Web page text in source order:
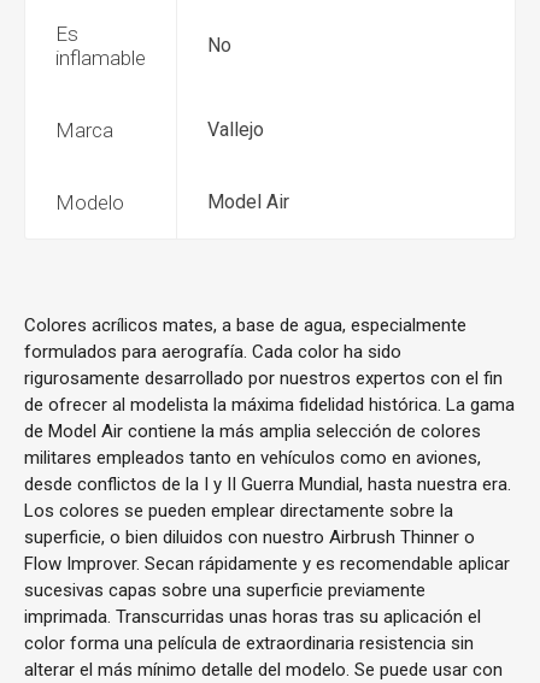
Es
inflamable
No
Marca Vallejo
Modelo Model Air
Colores acrílicos mates, a base de agua, especialmente
formulados para aerografía. Cada color ha sido
rigurosamente desarrollado por nuestros expertos con el fin
de ofrecer al modelista la máxima fidelidad histórica. La gama
de Model Air contiene la más amplia selección de colores
militares empleados tanto en vehículos como en aviones,
desde conflictos de la I y II Guerra Mundial, hasta nuestra era.
Los colores se pueden emplear directamente sobre la
superficie, o bien diluidos con nuestro Airbrush Thinner o
Flow Improver. Secan rápidamente y es recomendable aplicar
sucesivas capas sobre una superficie previamente
imprimada. Transcurridas unas horas tras su aplicación el
color forma una película de extraordinaria resistencia sin
alterar el más mínimo detalle del modelo. Se puede usar con